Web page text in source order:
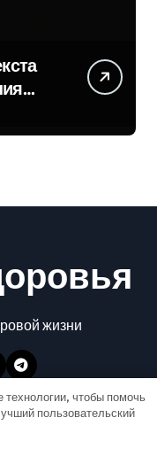
жизни
технологии, чтобы помочь
пользовательский